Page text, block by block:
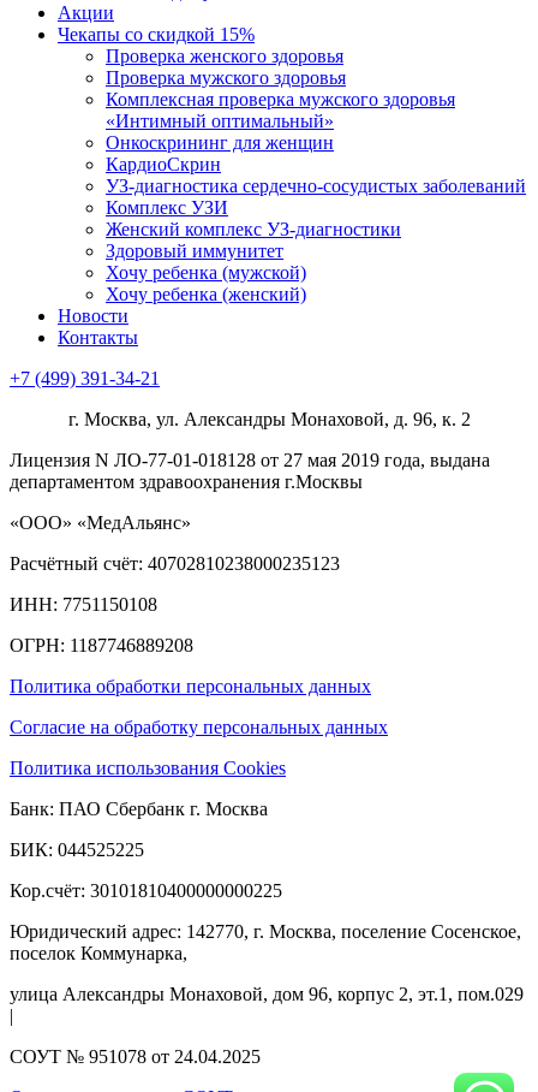
Акции
Чекапы со скидкой 15%
Проверка женского здоровья
Проверка мужского здоровья
Комплексная проверка мужского здоровья
«Интимный оптимальный»
Онкоcкрининг для женщин
КардиоСкрин
УЗ-диагностика сердечно-сосудистых заболеваний
Комплекс УЗИ
Женский комплекс УЗ-диагностики
Здоровый иммунитет
Хочу ребенка (мужской)
Хочу ребенка (женский)
Новости
Контакты
+7 (499) 391-34-21
г. Москва, ул. Александры Монаховой, д. 96, к. 2
Лицензия N ЛО-77-01-018128 от 27 мая 2019 года, выдана
департаментом здравоохранения г.Москвы
«ООО» «МедАльянс»
Расчётный счёт: 40702810238000235123
ИНН: 7751150108
ОГРН: 1187746889208​
Политика обработки персональных данных
Согласие на обработку персональных данных
Политика использования Cookies
Банк: ПАО Сбербанк г. Москва
БИК: 044525225
Кор.счёт: 30101810400000000225
Юридический адрес: 142770, г. Москва, поселение Сосенское,
поселок Коммунарка,
улица Александры Монаховой, дом 96, корпус 2, эт.1, пом.029
|
СОУТ № 951078 от 24.04.2025